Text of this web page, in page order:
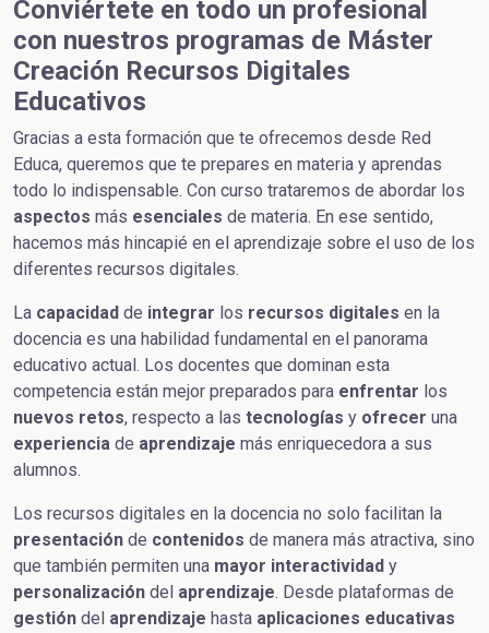
Conviértete en todo un profesional
con nuestros programas de Máster
Creación Recursos Digitales
Educativos
Gracias a esta formación que te ofrecemos desde Red
Educa, queremos que te prepares en materia y aprendas
todo lo indispensable. Con curso trataremos de abordar los
aspectos más esenciales de materia. En ese sentido,
hacemos más hincapié en el aprendizaje sobre el uso de los
diferentes recursos digitales.
La capacidad de integrar los recursos digitales en la
docencia es una habilidad fundamental en el panorama
educativo actual. Los docentes que dominan esta
competencia están mejor preparados para enfrentar los
nuevos retos, respecto a las tecnologías y ofrecer una
experiencia de aprendizaje más enriquecedora a sus
alumnos.
Los recursos digitales en la docencia no solo facilitan la
presentación de contenidos de manera más atractiva, sino
que también permiten una mayor interactividad y
personalización del aprendizaje. Desde plataformas de
gestión del aprendizaje hasta aplicaciones educativas